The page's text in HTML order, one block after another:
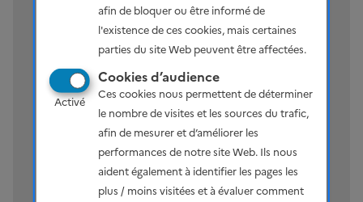
afin de bloquer ou être informé de
l'existence de ces cookies, mais certaines
parties du site Web peuvent être affectées.
Cookies d’audience
Activé
Ces cookies nous permettent de déterminer
le nombre de visites et les sources du trafic,
afin de mesurer et d’améliorer les
performances de notre site Web. Ils nous
aident également à identifier les pages les
plus / moins visitées et à évaluer comment
Ce contenu est hébergé par un site
externe
En l'affichant vous acceptez les éventuels
cookies de ce site
Gérer vos cookies